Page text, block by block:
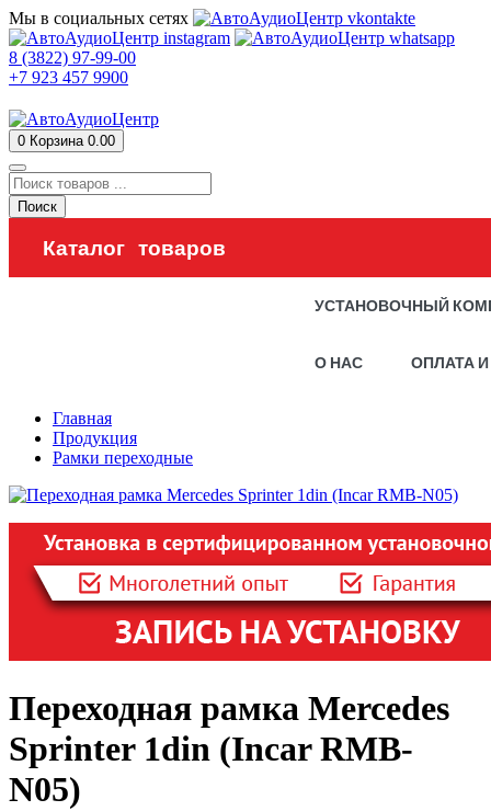
Мы в социальных сетях
8 (3822) 97-99-00
+7 923 457 9900
0 Корзина 0.00
Поиск
Каталог товаров
УСТАНОВОЧНЫЙ
О НАС ОПЛАТА
Главная
Продукция
Рамки переходные
Переходная рамка Mercedes
Sprinter 1din (Incar RMB-
N05)